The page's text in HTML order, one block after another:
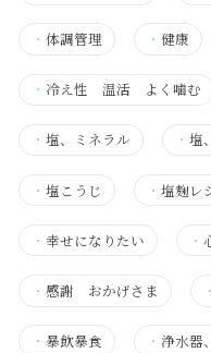
・ 体調管理 ・健康
・ 冷え性 温活 よく噛む
・ 塩、ミネラル ・塩
・ 塩こうじ ・塩麹レ
・ 幸せになりたい ・
・ 感謝 おかげさま
・ 暴飲暴食 ・浄水器